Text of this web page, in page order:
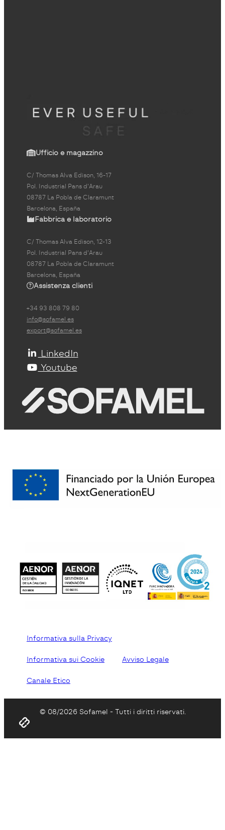
Ufficio e magazzino
C/ Thomas Alva Edison, 16-17
Pol. Industrial Pans d'Arau
08787 La Pobla de Claramunt
Barcelona, España
Fabbrica e laboratorio
C/ Thomas Alva Edison, 12-13
Pol. Industrial Pans d'Arau
08787 La Pobla de Claramunt
Barcelona, España
Assistenza clienti
+34 93 808 79 80
info@sofamel.es
export@sofamel.es
LinkedIn
Youtube
Informativa sulla Privacy
Informativa sui Cookie Avviso Legale
Canale Etico
© 08/2026 Sofamel - Tutti i diritti riservati.